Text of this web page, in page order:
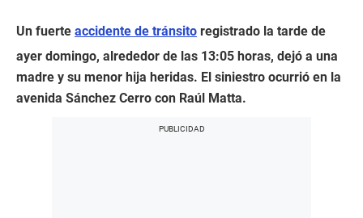
Un fuerte accidente de tránsito registrado la tarde de
ayer domingo, alrededor de las 13:05 horas, dejó a una
madre y su menor hija heridas. El siniestro ocurrió en la
avenida Sánchez Cerro con Raúl Matta.